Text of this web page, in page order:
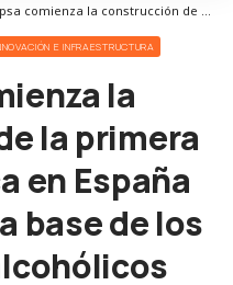
Corresponsables > Buen gobierno > Cepsa comienza la construcción de la primera planta química en España para elaborar la base de los geles hidroalcohólicos
E INFRAESTRUCTURA
la
la primera
en España
base de los